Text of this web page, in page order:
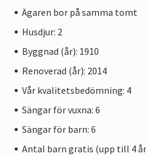
Ägaren bor på samma tomt
Husdjur: 2
Byggnad (år): 1910
Renoverad (år): 2014
Vår kvalitetsbedömning: 4
Sängar för vuxna: 6
Sängar för barn: 6
Antal barn gratis (upp till 4